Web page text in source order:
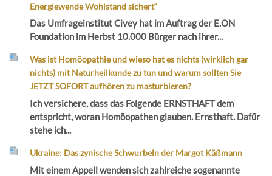
Energiewende Wohlstand sichert“
Das Umfrageinstitut Civey hat im Auftrag der E.ON
Foundation im Herbst 10.000 Bürger nach ihrer...
Was ist Homöopathie und wieso hat es nichts (wirklich gar
nichts) mit Naturheilkunde zu tun und warum sollten Sie
JETZT SOFORT aufhören zu masturbieren?
Ich versichere, dass das Folgende ERNSTHAFT dem
entspricht, woran Homöopathen glauben. Ernsthaft. Dafür
stehe ich...
Ukraine: Das zynische Schwurbeln der Margot Käßmann
Mit einem Appell wenden sich zahlreiche sogenannte